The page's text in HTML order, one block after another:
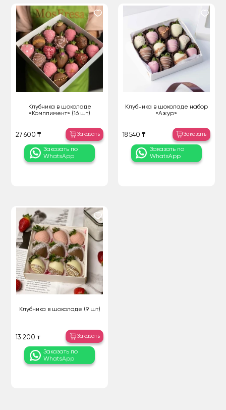
Клубника в шоколаде
«Комплимент» (16 шт)
27 600 ₸ Заказать
Заказать по
WhatsApp
Клубника в шоколаде набор
«Ажур»
18 540 ₸ Заказать
Заказать по
WhatsApp
Клубника в шоколаде (9 шт)
13 200 ₸ Заказать
Заказать по
WhatsApp